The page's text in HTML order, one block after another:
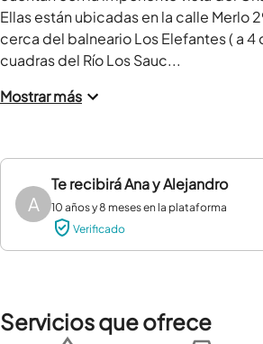
Ellas están ubicadas en la calle Merlo
cerca del balneario Los Elefantes ( a 4
cuadras del Río Los Sauc...
Mostrar más
A
Te recibiráAna y Alejandro
10 años y 8 meses en la plataforma
Verificado
Servicios que ofrece